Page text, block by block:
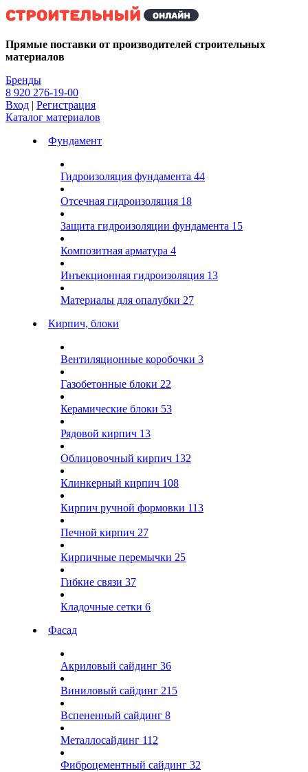
Kg
Прямые поставки от производителей строительных
материалов
Бренды
8 920 276-19-00
Вход | Регистрация
Каталог материалов
Фундамент
Гидроизоляция фундамента 44
Отсечная гидроизоляция 18
Защита гидроизоляции фундамента 15
Композитная арматура 4
Инъекционная гидроизоляция 13
Материалы для опалубки 27
Кирпич, блоки
Вентиляционные коробочки 3
Газобетонные блоки 22
Керамические блоки 53
Рядовой кирпич 13
Облицовочный кирпич 132
Клинкерный кирпич 108
Кирпич ручной формовки 113
Печной кирпич 27
Кирпичные перемычки 25
Гибкие связи 37
Кладочные сетки 6
Фасад
Акриловый сайдинг 36
Виниловый сайдинг 215
Вспененный сайдинг 8
Металлосайдинг 112
Фиброцементный сайдинг 32